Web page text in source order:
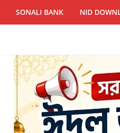
SONALI BANK NID